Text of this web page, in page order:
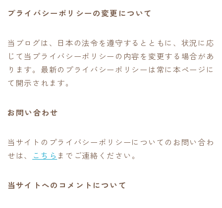
プライバシーポリシーの変更について
当ブログは、日本の法令を遵守するとともに、状況に応
じて当プライバシーポリシーの内容を変更する場合があ
ります。最新のプライバシーポリシーは常に本ページに
て開示されます。
お問い合わせ
当サイトのプライバシーポリシーについてのお問い合わ
せは、
こちら までご連絡ください。
当サイトへのコメントについて